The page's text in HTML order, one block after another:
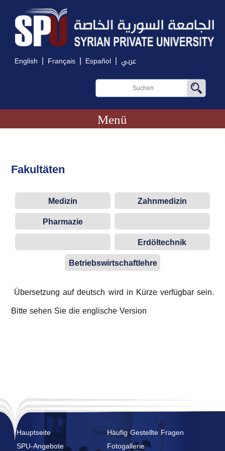
English | Français | Español | عربي
Menü
Fakultäten
Medizin
Zahnmedizin
Pharmazie
Erdöltechnik
Betriebswirtschaftlehre
Übersetzung auf deutsch wird in Kürze verfügbar sein.
Bitte sehen Sie die englische Version
Hauptseite
Häufig Gestellte Fragen
SPU-Angebote
Fotogallerie